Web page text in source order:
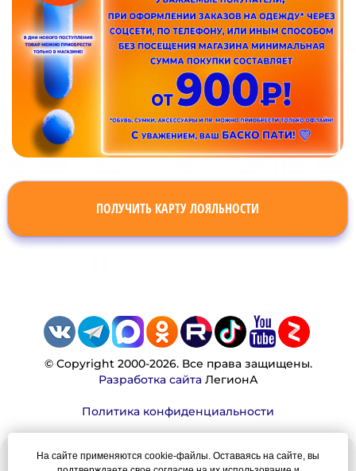
ПОЛУЧИТЬ КАРТУ ЛОЯЛЬНОСТИ
© Copyright 2000-2026. Все права защищены.
Разработка сайтаЛегионА
Политика конфиденциальности
На сайте применяются cookie-файлы. Оставаясь на сайте, вы